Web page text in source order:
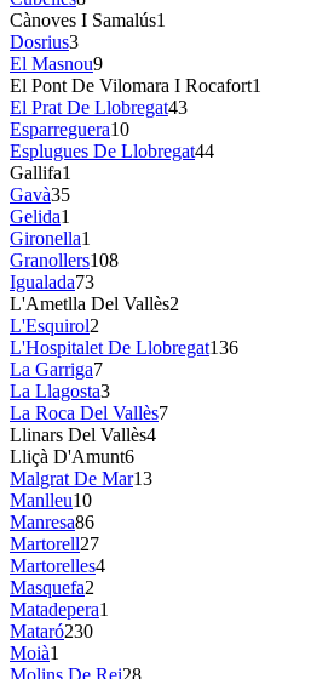
Cànoves I Samalús1
Dosrius3
El Masnou9
El Pont De Vilomara I Rocafort1
El Prat De Llobregat43
Esparreguera10
Esplugues De Llobregat44
Gallifa1
Gavà35
Gelida1
Gironella1
Granollers108
Igualada73
L'Ametlla Del Vallès2
L'Esquirol2
L'Hospitalet De Llobregat136
La Garriga7
La Llagosta3
La Roca Del Vallès7
Llinars Del Vallès4
Lliçà D'Amunt6
Malgrat De Mar13
Manlleu10
Manresa86
Martorell27
Martorelles4
Masquefa2
Matadepera1
Mataró230
Moià1
Molins De Rei28